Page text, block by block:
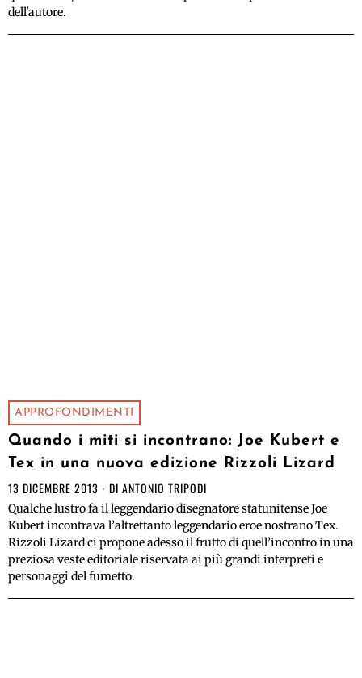
dell'autore.
APPROFONDIMENTI
Quando i miti si incontrano: Joe Kubert e
Tex in una nuova edizione Rizzoli Lizard
13 DICEMBRE 2013 DI ANTONIO TRIPODI
Qualche lustro fa il leggendario disegnatore statunitense Joe
Kubert incontrava l’altrettanto leggendario eroe nostrano Tex.
Rizzoli Lizard ci propone adesso il frutto di quell’incontro in una
preziosa veste editoriale riservata ai più grandi interpreti e
personaggi del fumetto.